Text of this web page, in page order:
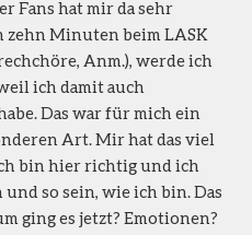
Fans hat mir da sehr
zehn Minuten beim LASK
Anm.), werde ich
ich damit auch
Das war für mich ein
Art. Mir hat das viel
bin hier richtig und ich
so sein, wie ich bin. Das
ging es jetzt? Emotionen?